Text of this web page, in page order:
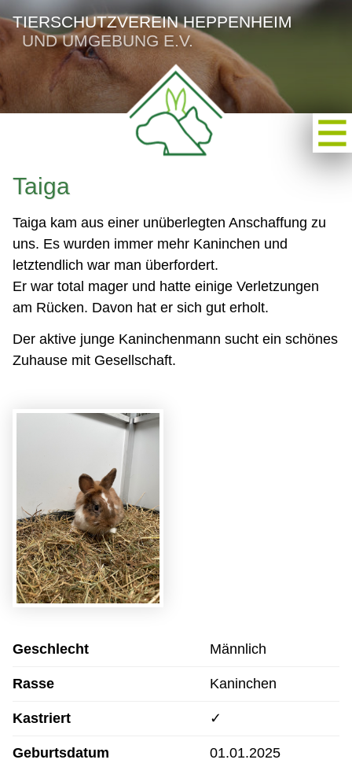
TIERSCHUTZVEREIN HEPPENHEIM
UND UMGEBUNG E.V.
Taiga
Taiga kam aus einer unüberlegten Anschaffung zu
uns. Es wurden immer mehr Kaninchen und
letztendlich war man überfordert.
Er war total mager und hatte einige Verletzungen
am Rücken. Davon hat er sich gut erholt.
Der aktive junge Kaninchenmann sucht ein schönes
Zuhause mit Gesellschaft.
Geschlecht Männlich
Rasse Kaninchen
Kastriert ✓
Geburtsdatum 01.01.2025